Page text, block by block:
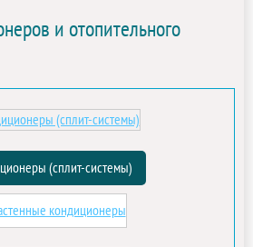
и отопительного
(сплит-системы)